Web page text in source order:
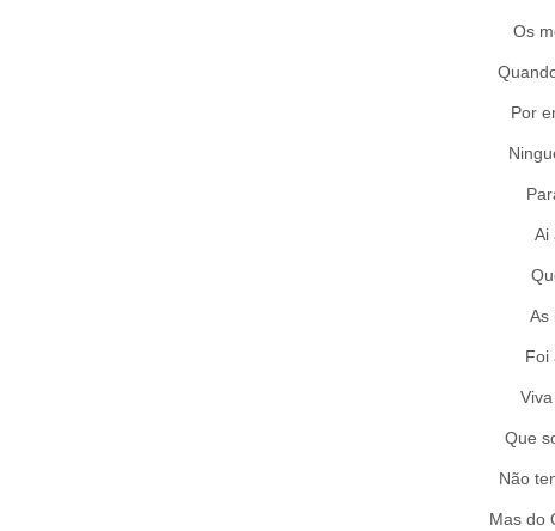
Os
Por
Ai
As
Foi
Que
Não
Mas do